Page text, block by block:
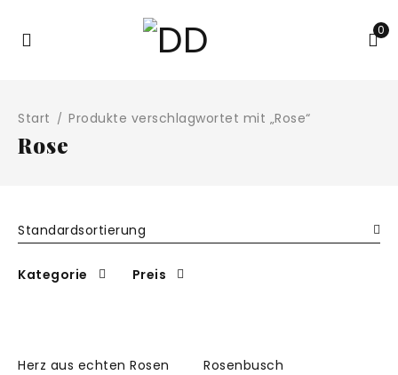
0
Start / Produkte verschlagwortet mit „Rose“
Rose
Standardsortierung
Kategorie Preis
Herz aus echten Rosen Rosenbusch